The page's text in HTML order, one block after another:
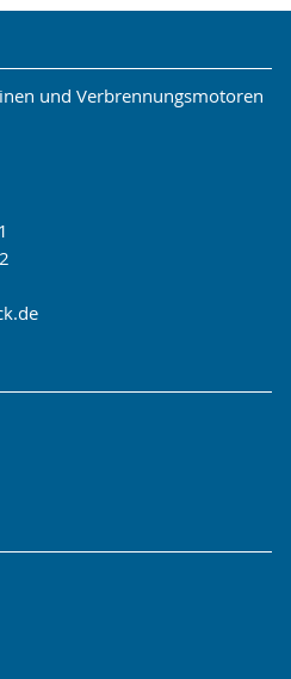
und Verbrennungsmotoren
.de